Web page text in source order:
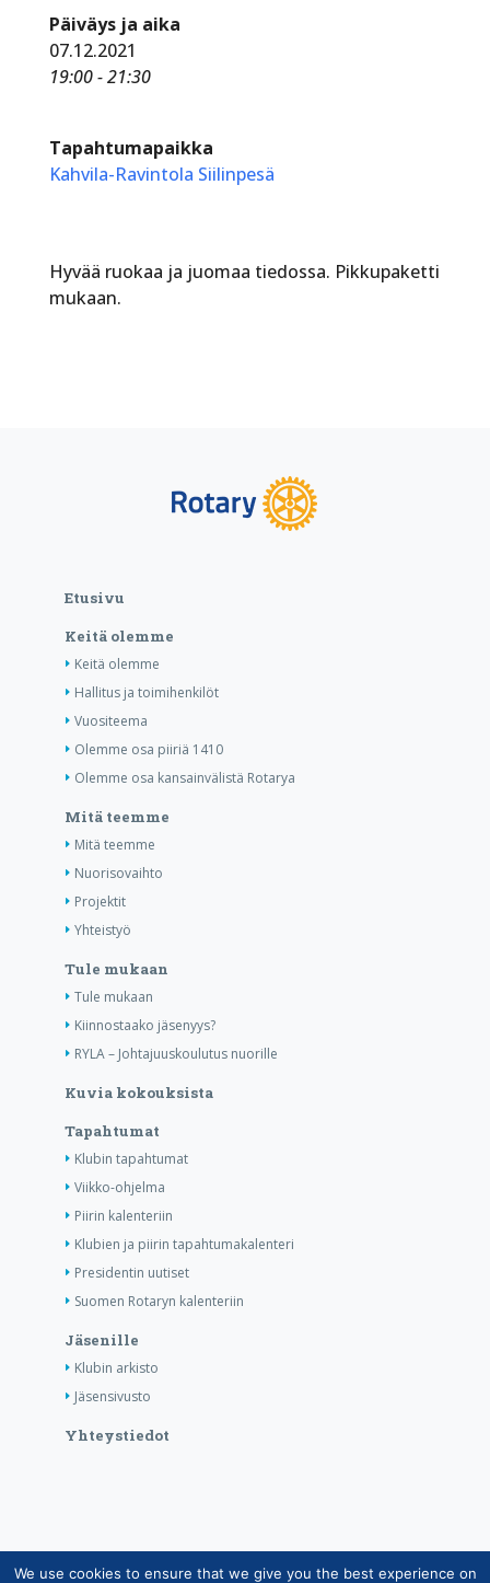
Päiväys ja aika
07.12.2021
19:00 - 21:30
Tapahtumapaikka
Kahvila-Ravintola Siilinpesä
Hyvää ruokaa ja juomaa tiedossa. Pikkupaketti
mukaan.
Etusivu
Keitä olemme
Keitä olemme
Hallitus ja toimihenkilöt
Vuositeema
Olemme osa piiriä 1410
Olemme osa kansainvälistä Rotarya
Mitä teemme
Mitä teemme
Nuorisovaihto
Projektit
Yhteistyö
Tule mukaan
Tule mukaan
Kiinnostaako jäsenyys?
RYLA – Johtajuuskoulutus nuorille
Kuvia kokouksista
Tapahtumat
Klubin tapahtumat
Viikko-ohjelma
Piirin kalenteriin
Klubien ja piirin tapahtumakalenteri
Presidentin uutiset
Suomen Rotaryn kalenteriin
Jäsenille
Klubin arkisto
Jäsensivusto
Yhteystiedot
Copyright © Suomen Rotarypalvelu ry 2026 |
We use cookies to ensure that we give you the best experience on